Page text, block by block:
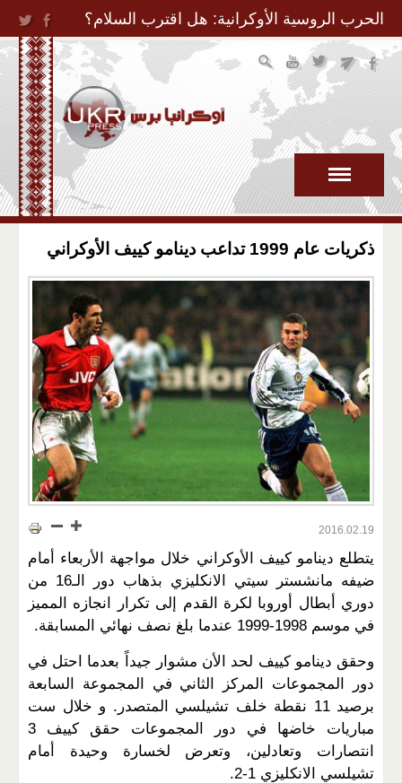
Jump to Navigation
الحرب الروسية الأوكرانية: هل اقترب السلام؟
ذكريات عام 1999 تداعب دينامو كييف الأوكراني
2016.02.19
يتطلع دينامو كييف الأوكراني خلال مواجهة الأربعاء أمام
ضيفه مانشستر سيتي الانكليزي بذهاب دور الـ16 من
دوري أبطال أوروبا لكرة القدم إلى تكرار انجازه المميز
في موسم 1998-1999 عندما بلغ نصف نهائي المسابقة.
وحقق دينامو كييف لحد الأن مشوار جيداً بعدما احتل في
دور المجموعات المركز الثاني في المجموعة السابعة
برصيد 11 نقطة خلف تشيلسي المتصدر. و خلال ست
مباريات خاضها في دور المجموعات حقق كييف 3
انتصارات وتعادلين، وتعرض لخسارة وحيدة أمام
تشيلسي الانكليزي 1-2.